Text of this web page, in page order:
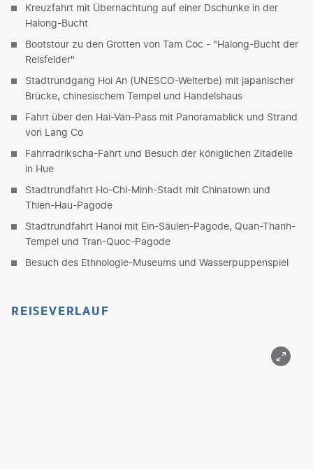
Kreuzfahrt mit Übernachtung auf einer Dschunke in der
Halong-Bucht
Bootstour zu den Grotten von Tam Coc - "Halong-Bucht der
Reisfelder"
Stadtrundgang Hoi An (UNESCO-Welterbe) mit japanischer
Brücke, chinesischem Tempel und Handelshaus
Fahrt über den Hai-Van-Pass mit Panoramablick und Strand
von Lang Co
Fahrradrikscha-Fahrt und Besuch der königlichen Zitadelle
in Hue
Stadtrundfahrt Ho-Chi-Minh-Stadt mit Chinatown und
Thien-Hau-Pagode
Stadtrundfahrt Hanoi mit Ein-Säulen-Pagode, Quan-Thanh-
Tempel und Tran-Quoc-Pagode
Besuch des Ethnologie-Museums und Wasserpuppenspiel
REISEVERLAUF